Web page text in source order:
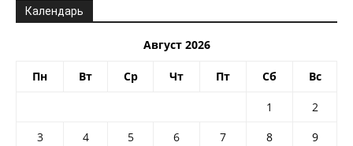
Календарь
Август 2026
Пн Вт Ср Чт Пт Сб Вс
1
2
3
4 5 6 7 8
9